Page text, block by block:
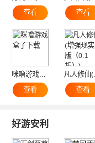
查看
查看
咪噜游戏盒子下载
查看
查看
好游安利